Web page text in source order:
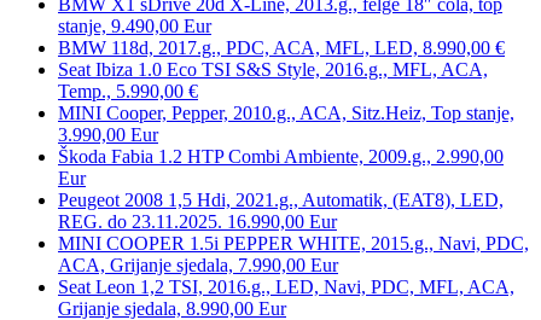
BMW X1 sDrive 20d X-Line, 2013.g., felge 18″ cola, top
stanje, 9.490,00 Eur
BMW 118d, 2017.g., PDC, ACA, MFL, LED, 8.990,00 €
Seat Ibiza 1.0 Eco TSI S&S Style, 2016.g., MFL, ACA,
Temp., 5.990,00 €
MINI Cooper, Pepper, 2010.g., ACA, Sitz.Heiz, Top stanje,
3.990,00 Eur
Škoda Fabia 1.2 HTP Combi Ambiente, 2009.g., 2.990,00
Eur
Peugeot 2008 1,5 Hdi, 2021.g., Automatik, (EAT8), LED,
REG. do 23.11.2025. 16.990,00 Eur
MINI COOPER 1.5i PEPPER WHITE, 2015.g., Navi, PDC,
ACA, Grijanje sjedala, 7.990,00 Eur
Seat Leon 1,2 TSI, 2016.g., LED, Navi, PDC, MFL, ACA,
Grijanje sjedala, 8.990,00 Eur